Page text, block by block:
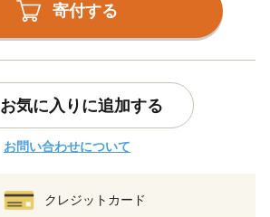
寄付する
お気に入りに追加する
お問い合わせについて
クレジットカード